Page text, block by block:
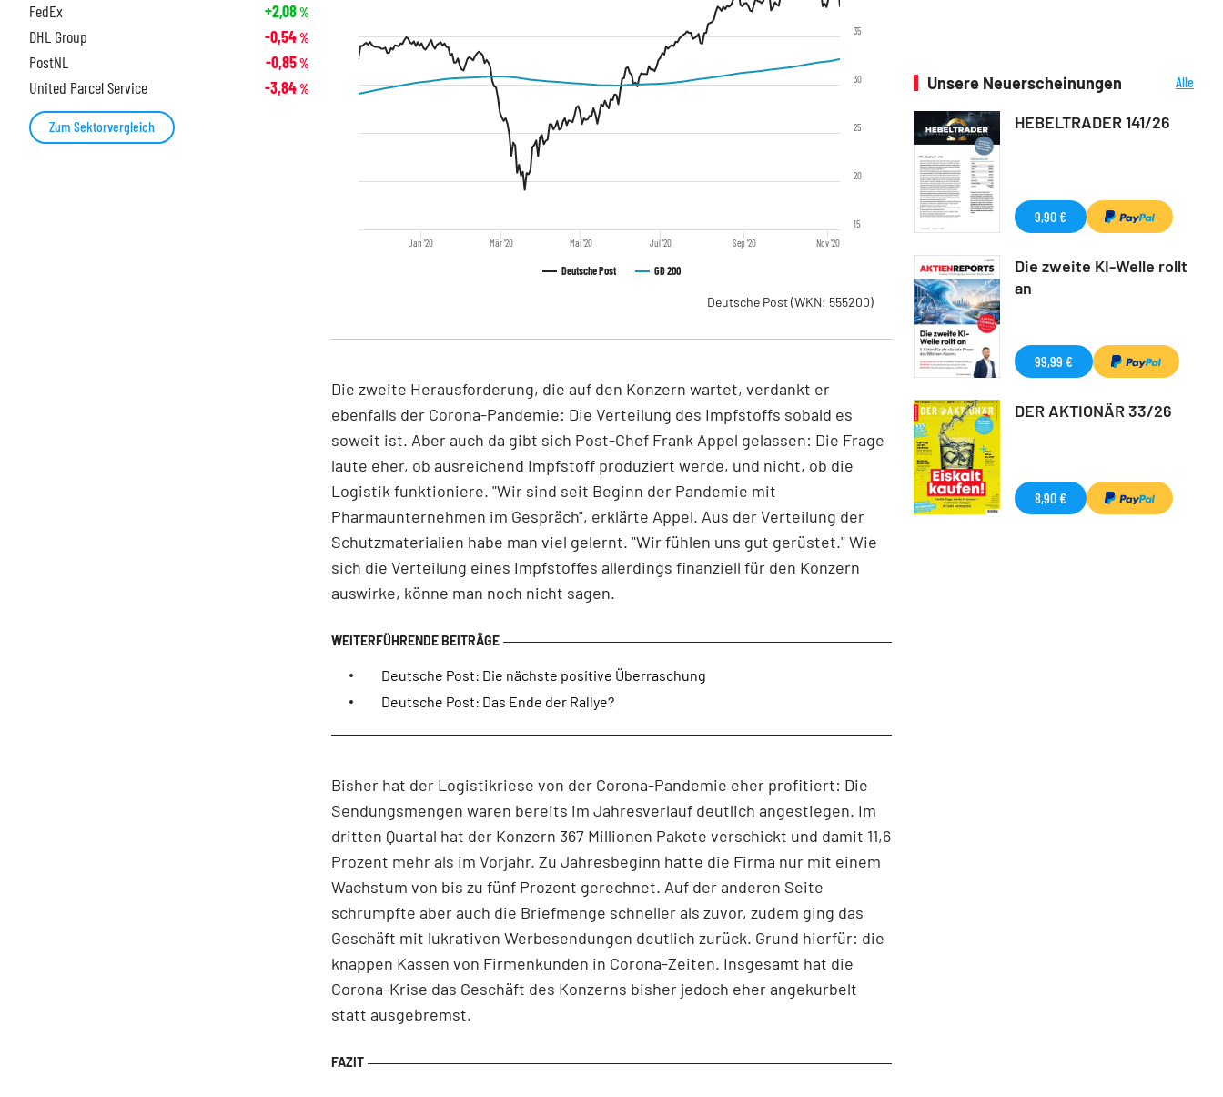
Deutsche Post GD 200
Jan '20 Mär '20 Mai '20 Jul '20 Sep '20 Nov '20
15
20
25
30
35
Deutsche Post(WKN: 555200)
Die zweite Herausforderung, die auf den Konzern wartet, verdankt er
ebenfalls der Corona-Pandemie: Die Verteilung des Impfstoffs sobald es
soweit ist. Aber auch da gibt sich Post-Chef Frank Appel gelassen: Die Frage
laute eher, ob ausreichend Impfstoff produziert werde, und nicht, ob die
Logistik funktioniere. "Wir sind seit Beginn der Pandemie mit
Pharmaunternehmen im Gespräch", erklärte Appel. Aus der Verteilung der
Schutzmaterialien habe man viel gelernt. "Wir fühlen uns gut gerüstet." Wie
sich die Verteilung eines Impfstoffes allerdings finanziell für den Konzern
auswirke, könne man noch nicht sagen.
Deutsche Post: Die nächste positive Überraschung
Deutsche Post: Das Ende der Rallye?
Bisher hat der Logistikriese von der Corona-Pandemie eher profitiert: Die
Sendungsmengen waren bereits im Jahresverlauf deutlich angestiegen. Im
dritten Quartal hat der Konzern 367 Millionen Pakete verschickt und damit 11,6
Prozent mehr als im Vorjahr. Zu Jahresbeginn hatte die Firma nur mit einem
Wachstum von bis zu fünf Prozent gerechnet. Auf der anderen Seite
schrumpfte aber auch die Briefmenge schneller als zuvor, zudem ging das
Geschäft mit lukrativen Werbesendungen deutlich zurück. Grund hierfür: die
knappen Kassen von Firmenkunden in Corona-Zeiten. Insgesamt hat die
Corona-Krise das Geschäft des Konzerns bisher jedoch eher angekurbelt
statt ausgebremst.
FedEx
+2,08%
DHL Group -0,54%
PostNL -0,85%
United Parcel Service -3,84%
Zum Sektorvergleich
Unsere Neuerscheinungen
Alle
HEBELTRADER 141/26
9,90 €
Die zweite KI-Welle rollt
an
99,99 €
DER AKTIONÄR 33/26
8,90 €